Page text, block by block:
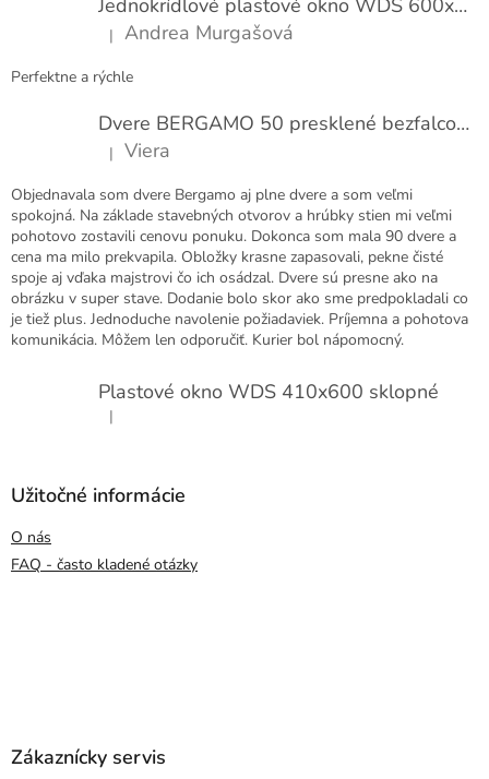
Hodnotenie produktu je 5 z 5 hviezdičiek.
| Andrea Murgašová
Perfektne a rýchle
Dvere BERGAMO 50 presklené bezfalcové EXTRA
Hodnotenie produktu je 5 z 5 hviezdičiek.
| Viera
Objednavala som dvere Bergamo aj plne dvere a som veľmi
spokojná. Na základe stavebných otvorov a hrúbky stien mi veľmi
pohotovo zostavili cenovu ponuku. Dokonca som mala 90 dvere a
cena ma milo prekvapila. Obložky krasne zapasovali, pekne čisté
spoje aj vďaka majstrovi čo ich osádzal. Dvere sú presne ako na
obrázku v super stave. Dodanie bolo skor ako sme predpokladali co
je tiež plus. Jednoduche navolenie požiadaviek. Príjemna a pohotova
komunikácia. Môžem len odporučiť. Kurier bol nápomocný.
Plastové okno WDS 410x600 sklopné
Hodnotenie produktu je 5 z 5 hviezdičiek.
|
Užitočné informácie
O nás
FAQ - často kladené otázky
Zákaznícky servis